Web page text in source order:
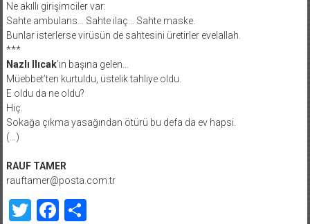
Ne akıllı girişimciler var:
Sahte ambulans… Sahte ilaç… Sahte maske.
Bunlar isterlerse virüsün de sahtesini üretirler evelallah.
***
Nazlı Ilıcak’ın başına gelen…
Müebbet’ten kurtuldu, üstelik tahliye oldu.
E oldu da ne oldu?
Hiç.
Sokağa çıkma yasağından ötürü bu defa da ev hapsi.
(…)
RAUF TAMER
rauftamer@posta.com.tr
TwitterFacebook
Share